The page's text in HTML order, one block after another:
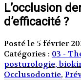
L’occlusion
d’efficacité ?
Posté le 5 février
Catégories : 03 -
posturologie,
Occlusodontie,